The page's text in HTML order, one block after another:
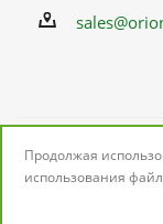
2026 ©
Продолжая
использования